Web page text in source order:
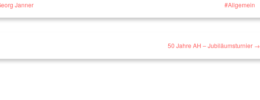
Allgemein
Janner
50 Jahre AH – Jubiläumsturnier →